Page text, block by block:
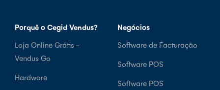
Porquê o Cegid Vendus?
Loja Online Grátis -
Vendus Go
Hardware
Negócios
Software de Facturação
Software POS
Software POS